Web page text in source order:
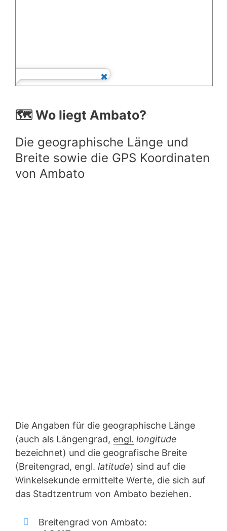
🗺️ Wo liegt Ambato?
Die geographische Länge und
Breite sowie die GPS Koordinaten
von Ambato
Die Angaben für die geographische Länge
(auch als Längengrad, engl. longitude
bezeichnet) und die geografische Breite
(Breitengrad, engl. latitude) sind auf die
Winkelsekunde ermittelte Werte, die sich auf
das Stadtzentrum von Ambato beziehen.
Breitengrad von Ambato: